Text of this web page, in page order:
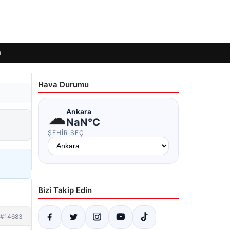
#14683
Hava Durumu
☁Ankara
NaN°C
ŞEHIR SEÇ
Bizi Takip Edin